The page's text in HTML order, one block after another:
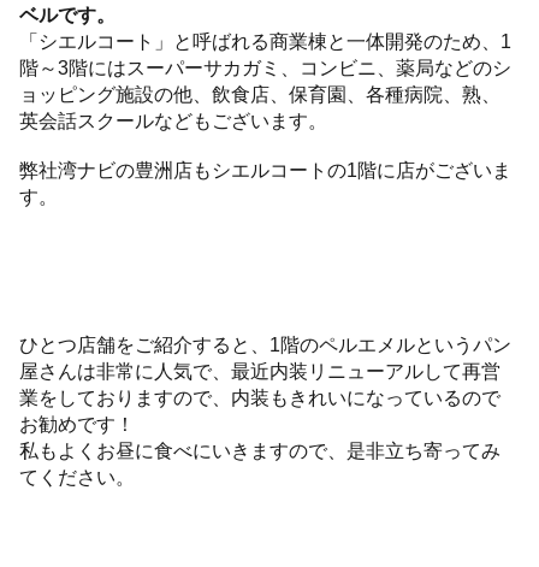
ベルです。
「シエルコート」と呼ばれる商業棟と一体開発のため、1
階～3階にはスーパーサカガミ、コンビニ、薬局などのシ
ョッピング施設の他、飲食店、保育園、各種病院、熟、
英会話スクールなどもございます。
弊社湾ナビの豊洲店もシエルコートの1階に店がございま
す。
ひとつ店舗をご紹介すると、1階のペルエメルというパン
屋さんは非常に人気で、最近内装リニューアルして再営
業をしておりますので、内装もきれいになっているので
お勧めです！
私もよくお昼に食べにいきますので、是非立ち寄ってみ
てください。